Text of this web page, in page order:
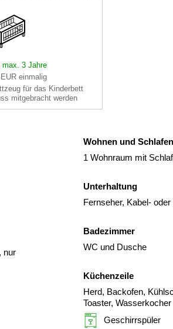
max. 3 Jahre
einmalig
für das Kinderbett
mitgebracht werden
, nur
Wohnen und Schlafen
1 Wohnraum mit
Unterhaltung
Fernseher, Kabel-
Badezimmer
WC und Dusche
Küchenzeile
Herd, Backofen,
Toaster, Wasserkocher
Geschirrspüler